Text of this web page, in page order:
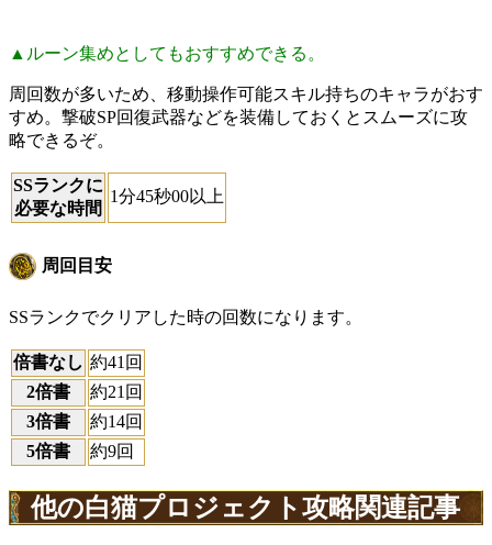
▲ルーン集めとしてもおすすめできる。
周回数が多いため、移動操作可能スキル持ちのキャラがおす
すめ。撃破SP回復武器などを装備しておくとスムーズに攻
略できるぞ。
SSランクに
必要な時間
1分45秒00以上
周回目安
SSランクでクリアした時の回数になります。
倍書なし 約41回
2倍書
約21回
3倍書
約14回
5倍書
約9回
他の白猫プロジェクト攻略関連記事